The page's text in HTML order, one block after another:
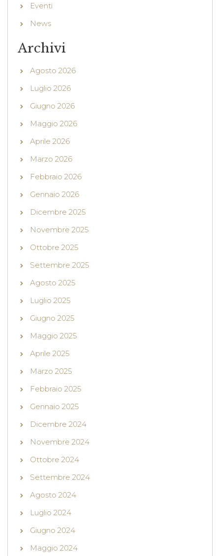
Eventi
News
Archivi
Agosto 2026
Luglio 2026
Giugno 2026
Maggio 2026
Aprile 2026
Marzo 2026
Febbraio 2026
Gennaio 2026
Dicembre 2025
Novembre 2025
Ottobre 2025
Settembre 2025
Agosto 2025
Luglio 2025
Giugno 2025
Maggio 2025
Aprile 2025
Marzo 2025
Febbraio 2025
Gennaio 2025
Dicembre 2024
Novembre 2024
Ottobre 2024
Settembre 2024
Agosto 2024
Luglio 2024
Giugno 2024
Maggio 2024